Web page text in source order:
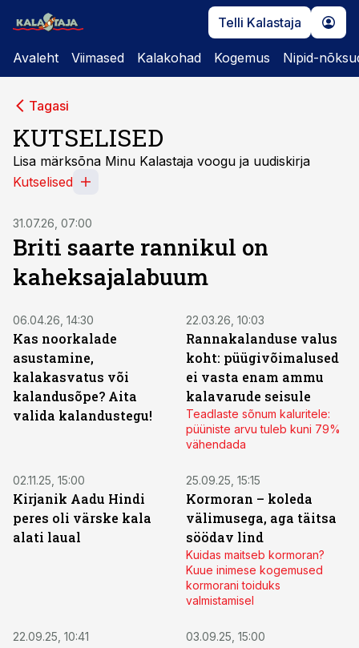
Telli Kalastaja
Avaleht Viimased Kalakohad Kogemus Nipid-
Tagasi
KUTSELISED
Lisa märksõna Minu Kalastaja voogu ja uudiskirja
Kutselised
31.07.26, 07:00
Briti saarte rannikul on
kaheksajalabuum
06.04.26, 14:30
Kas noorkalade
asustamine,
kalakasvatus või
kalandusõpe? Aita
valida kalandustegu!
22.03.26, 10:03
Rannakalanduse valus
koht: püügivõimalused
ei vasta enam ammu
kalavarude seisule
Teadlaste sõnum kaluritele:
püüniste arvu tuleb kuni 79%
vähendada
02.11.25, 15:00
Kirjanik Aadu Hindi
peres oli värske kala
alati laual
25.09.25, 15:15
Kormoran – koleda
välimusega, aga täitsa
söödav lind
Kuidas maitseb kormoran?
Kuue inimese kogemused
kormorani toiduks
valmistamisel
22.09.25, 10:41 03.09.25, 15:00